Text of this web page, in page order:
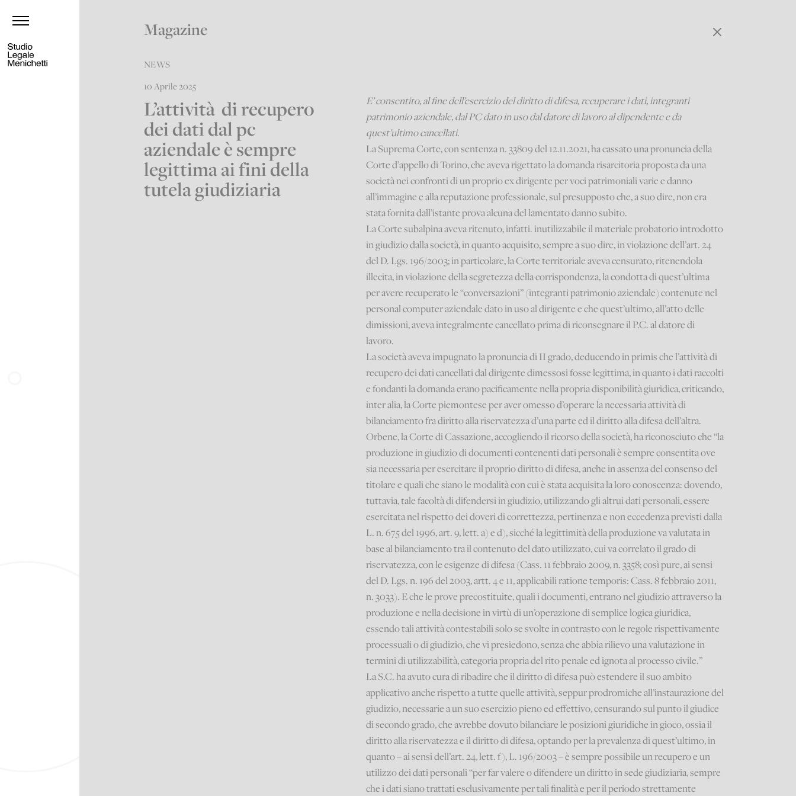
Magazine
NEWS
10 Aprile 2025
L’attività di recupero
dei dati dal pc
aziendale è sempre
legittima ai fini della
tutela giudiziaria
E’ consentito, al fine dell’esercizio del diritto di difesa, recuperare i dati, integranti
patrimonio aziendale, dal PC dato in uso dal datore di lavoro al dipendente e da
quest’ultimo cancellati.
La Suprema Corte, con sentenza n. 33809 del 12.11.2021, ha cassato una pronuncia della
Corte d’appello di Torino, che aveva rigettato la domanda risarcitoria proposta da una
società nei confronti di un proprio ex dirigente per voci patrimoniali varie e danno
all’immagine e alla reputazione professionale, sul presupposto che, a suo dire, non era
stata fornita dall’istante prova alcuna del lamentato danno subito.
La Corte subalpina aveva ritenuto, infatti. inutilizzabile il materiale probatorio introdotto
in giudizio dalla società, in quanto acquisito, sempre a suo dire, in violazione dell’art. 24
del D. Lgs. 196/2003; in particolare, la Corte territoriale aveva censurato, ritenendola
illecita, in violazione della segretezza della corrispondenza, la condotta di quest’ultima
per avere recuperato le “conversazioni” (integranti patrimonio aziendale) contenute nel
personal computer aziendale dato in uso al dirigente e che quest’ultimo, all’atto delle
dimissioni, aveva integralmente cancellato prima di riconsegnare il P.C. al datore di
lavoro.
La società aveva impugnato la pronuncia di II grado, deducendo in primis che l’attività di
recupero dei dati cancellati dal dirigente dimessosi fosse legittima, in quanto i dati raccolti
e fondanti la domanda erano pacificamente nella propria disponibilità giuridica, criticando,
inter alia, la Corte piemontese per aver omesso d’operare la necessaria attività di
bilanciamento fra diritto alla riservatezza d’una parte ed il diritto alla difesa dell’altra.
Orbene, la Corte di Cassazione, accogliendo il ricorso della società, ha riconosciuto che “la
produzione in giudizio di documenti contenenti dati personali è sempre consentita ove
sia necessaria per esercitare il proprio diritto di difesa, anche in assenza del consenso del
titolare e quali che siano le modalità con cui è stata acquisita la loro conoscenza: dovendo,
tuttavia, tale facoltà di difendersi in giudizio, utilizzando gli altrui dati personali, essere
esercitata nel rispetto dei doveri di correttezza, pertinenza e non eccedenza previsti dalla
L. n. 675 del 1996, art. 9, lett. a) e d), sicché la legittimità della produzione va valutata in
base al bilanciamento tra il contenuto del dato utilizzato, cui va correlato il grado di
riservatezza, con le esigenze di difesa (Cass. 11 febbraio 2009, n. 3358; così pure, ai sensi
del D. Lgs. n. 196 del 2003, artt. 4 e 11, applicabili ratione temporis: Cass. 8 febbraio 2011,
n. 3033). E che le prove precostituite, quali i documenti, entrano nel giudizio attraverso la
produzione e nella decisione in virtù di un’operazione di semplice logica giuridica,
essendo tali attività contestabili solo se svolte in contrasto con le regole rispettivamente
processuali o di giudizio, che vi presiedono, senza che abbia rilievo una valutazione in
termini di utilizzabilità, categoria propria del rito penale ed ignota al processo civile.”
La S.C. ha avuto cura di ribadire che il diritto di difesa può estendere il suo ambito
applicativo anche rispetto a tutte quelle attività, seppur prodromiche all’instaurazione del
giudizio, necessarie a un suo esercizio pieno ed effettivo, censurando sul punto il giudice
di secondo grado, che avrebbe dovuto bilanciare le posizioni giuridiche in gioco, ossia il
diritto alla riservatezza e il diritto di difesa, optando per la prevalenza di quest’ultimo, in
quanto – ai sensi dell’art. 24, lett. f), L. 196/2003 – è sempre possibile un recupero e un
utilizzo dei dati personali “per far valere o difendere un diritto in sede giudiziaria, sempre
che i dati siano trattati esclusivamente per tali finalità e per il periodo strettamente